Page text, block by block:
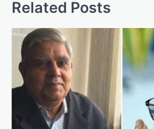
t
Related Posts